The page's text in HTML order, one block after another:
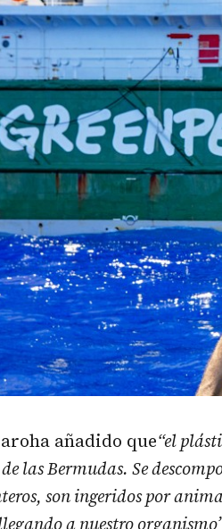
añadido que“el
las Bermudas. Se
son ingeridos por
a nuestro